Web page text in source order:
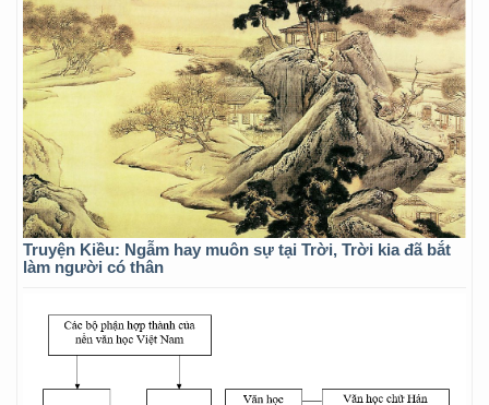
Truyện Kiều: Ngẫm hay muôn sự tại Trời, Trời kia đã bắt
làm người có thân